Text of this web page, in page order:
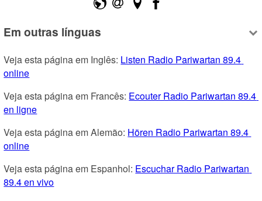
Em outras línguas
Veja esta página em Inglês: Listen Radio Pariwartan 89.4
online
Veja esta página em Francês: Ecouter Radio Pariwartan 89.4
en ligne
Veja esta página em Alemão: Hören Radio Pariwartan 89.4
online
Veja esta página em Espanhol: Escuchar Radio Pariwartan
89.4 en vivo